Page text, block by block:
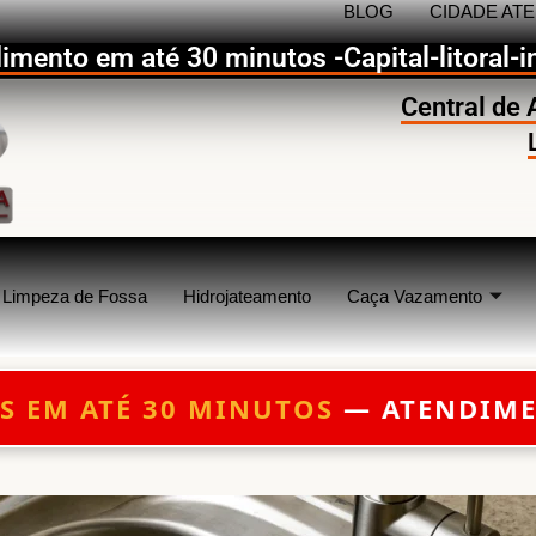
BLOG CIDADE
em até 30 minutos -Capital-litoral-
Central de
Limpeza de Fossa Hidrojateamento Caça Vazamento
ATENDIMENTO 24 HORAS —